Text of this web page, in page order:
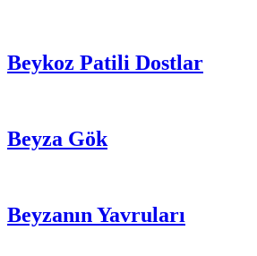
Beykoz Patili Dostlar
Beyza Gök
Beyzanın Yavruları